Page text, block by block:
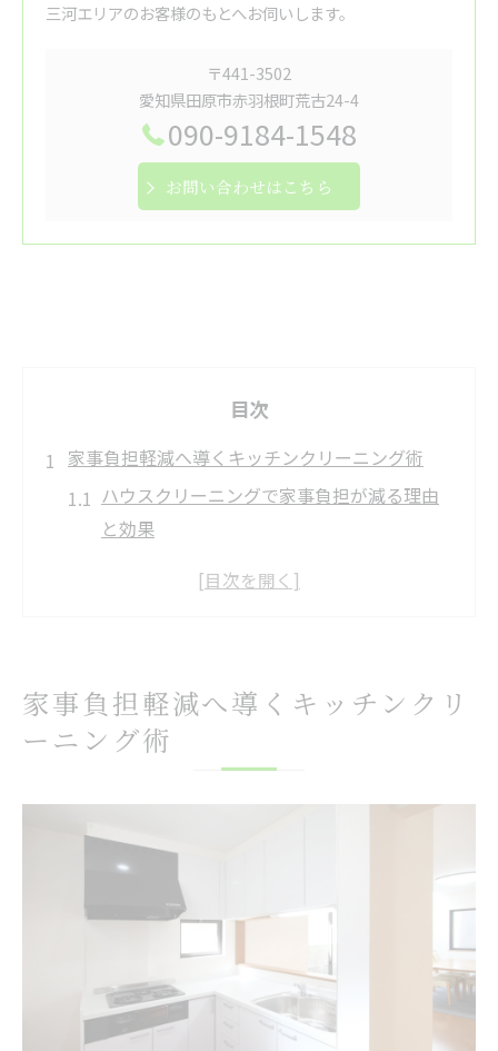
三河エリアのお客様のもとへお伺いします。
〒441-3502
愛知県田原市赤羽根町荒古24-4
090-9184-1548
お問い合わせはこちら
目次
家事負担軽減へ導くキッチンクリーニング術
ハウスクリーニングで家事負担が減る理由
と効果
キッチンクリーニングのプロが実践する掃
家事効率化を叶えるキッチン清掃のコツ
ハウスクリーニングで快適な住環境を実現
キッチンクリーニングの専門技術と効果と
は
落ちにくい換気扇の汚れもプロにお任せ
日常清掃とプロのハウスクリーニングの違
い
家事負担軽減へ導くキッチンクリ
ーニング術